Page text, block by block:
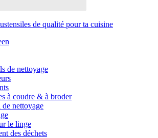
de qualité pour ta cuisine
de nettoyage
à coudre & à broder
nettoyage
le linge
des déchets